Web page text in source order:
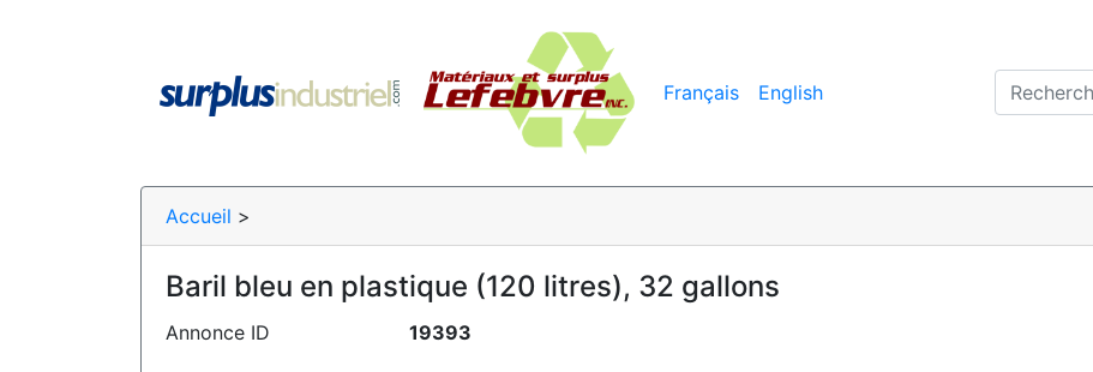
Français English
Accueil >
Baril bleu en plastique (120 litres), 32 gallons
Annonce ID 19393